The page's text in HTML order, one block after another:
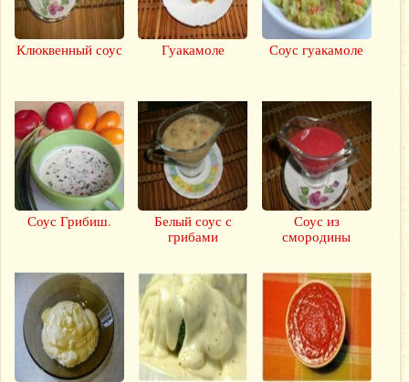
Клюквенный соус Гуакамоле Соус гуакамоле
Соус Грибиш.
Белый соус с
грибами
Соус из
смородины